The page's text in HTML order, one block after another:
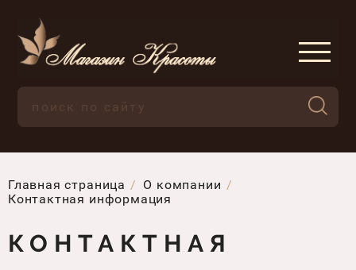
Главная страница
О компании
Контактная информация
КОНТАКТНАЯ